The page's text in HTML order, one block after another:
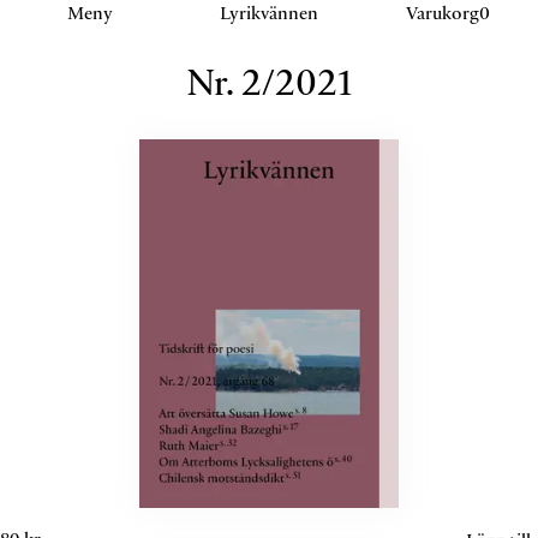
Klicka eller navigera för att aktivera detta sektion.
Meny Lyrikvännen Varukorg
Nr.2/2021